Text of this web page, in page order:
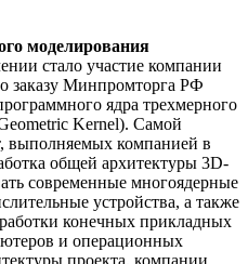
моделирования
стало участие компании
заказу Минпромторга РФ
ядра трехмерного
Kernel). Самой
выполняемых компанией в
общей архитектуры 3D-
современные многоядерные
устройства, а также
конечных прикладных
и операционных
проекта, компании